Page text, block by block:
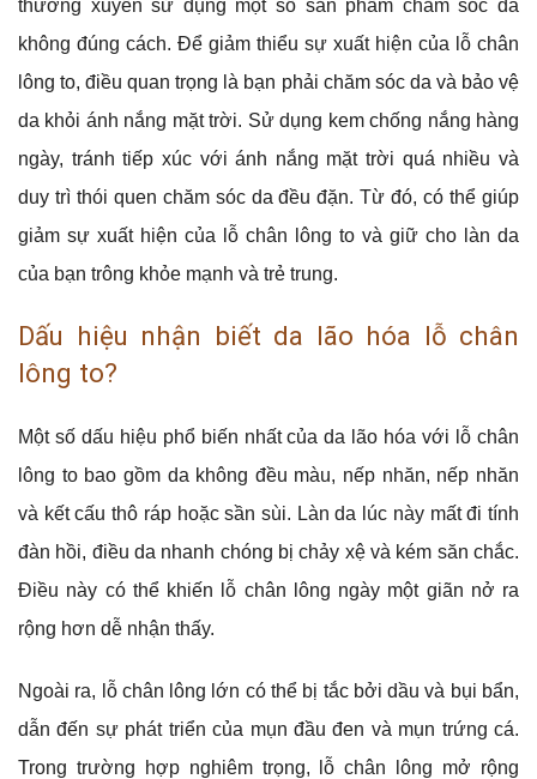
thường xuyên sử dụng một số sản phẩm chăm sóc da
không đúng cách. Để giảm thiểu sự xuất hiện của lỗ chân
lông to, điều quan trọng là bạn phải chăm sóc da và bảo vệ
da khỏi ánh nắng mặt trời. Sử dụng kem chống nắng hàng
ngày, tránh tiếp xúc với ánh nắng mặt trời quá nhiều và
duy trì thói quen chăm sóc da đều đặn. Từ đó, có thể giúp
giảm sự xuất hiện của lỗ chân lông to và giữ cho làn da
của bạn trông khỏe mạnh và trẻ trung.
Dấu hiệu nhận biết da lão hóa lỗ chân
lông to?
Một số dấu hiệu phổ biến nhất của da lão hóa với lỗ chân
lông to bao gồm da không đều màu, nếp nhăn, nếp nhăn
và kết cấu thô ráp hoặc sần sùi. Làn da lúc này mất đi tính
đàn hồi, điều da nhanh chóng bị chảy xệ và kém săn chắc.
Điều này có thể khiến lỗ chân lông ngày một giãn nở ra
rộng hơn dễ nhận thấy.
Ngoài ra, lỗ chân lông lớn có thể bị tắc bởi dầu và bụi bẩn,
dẫn đến sự phát triển của mụn đầu đen và mụn trứng cá.
Trong trường hợp nghiêm trọng, lỗ chân lông mở rộng